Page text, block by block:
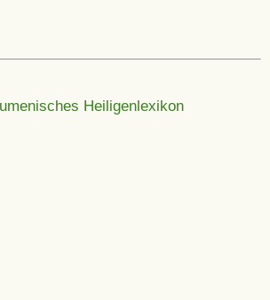
Heiligenlexikon